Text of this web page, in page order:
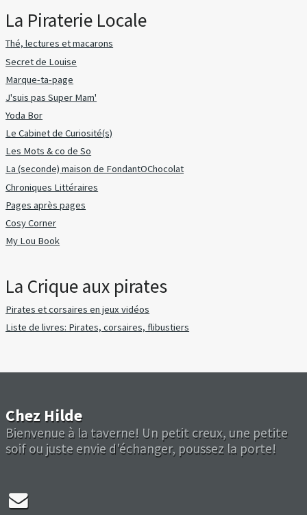
La Piraterie Locale
Thé, lectures et macarons
Secret de Louise
Marque-ta-page
J'suis pas Super Mam'
Yoda Bor
Le Cabinet de Curiosité(s)
Les Mots & co de So
La (seconde) maison de FondantOChocolat
Chroniques Littéraires
Pages après pages
Cosy Corner
My Lou Book
La Crique aux pirates
Pirates et corsaires en jeux vidéos
Liste de livres: Pirates, corsaires, flibustiers
Chez Hilde
Bienvenue à la taverne! Un petit creux, une petite
soif ou juste envie d'échanger, poussez la porte!